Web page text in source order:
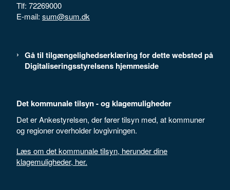
Tlf: 72269000
E-mail: sum@sum.dk
Gå til tilgængelighedserklæring for dette websted på
Digitaliseringsstyrelsens hjemmeside
Det kommunale tilsyn - og klagemuligheder
Det er Ankestyrelsen, der fører tilsyn med, at kommuner
og regioner overholder lovgivningen.
Læs om det kommunale tilsyn, herunder dine
klagemuligheder, her.